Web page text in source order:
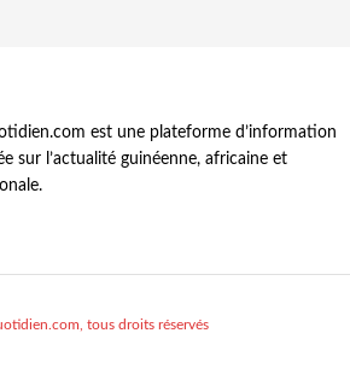
est une plateforme d’information
sur l’actualité guinéenne, africaine et
tous droits réservés